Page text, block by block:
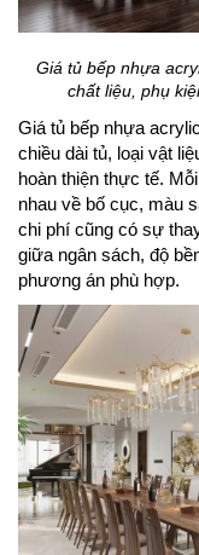
rộng rãi, giúp việc
nên thuận tiện hơn.
sắc hài hòa, mẫu tủ
hộ và biệt thự.
Giá tủ bếp nhựa
chất liệu, phụ
Giá tủ bếp nhựa
chiều dài tủ, loại vật
hoàn thiện thực tế.
nhau về bố cục, màu
chi phí cũng có sự